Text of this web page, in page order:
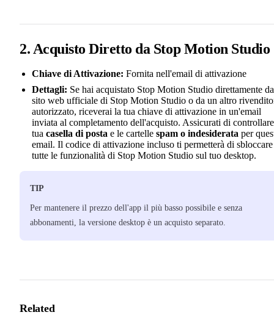
2. Acquisto Diretto da Stop Motion Studio
Chiave di Attivazione: Fornita nell'email di attivazione
Dettagli: Se hai acquistato Stop Motion Studio direttamente
sito web ufficiale di Stop Motion Studio o da un altro
autorizzato, riceverai la tua chiave di attivazione in un'email
inviata al completamento dell'acquisto. Assicurati di
tua casella di posta e le cartelle spam o indesiderata per
email. Il codice di attivazione incluso ti permetterà di sbloccare
tutte le funzionalità di Stop Motion Studio sul tuo desktop.
TIP
Per mantenere il prezzo dell'app il più basso possibile e senza
abbonamenti, la versione desktop è un acquisto separato.
Related